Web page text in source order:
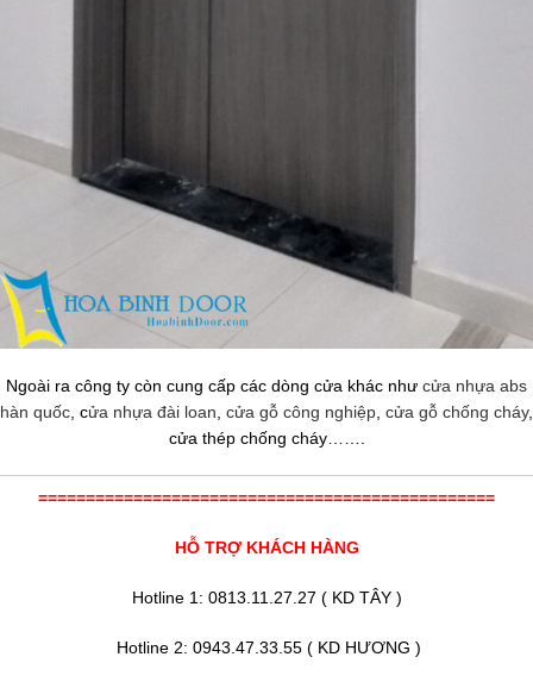
Ngoài ra công ty còn cung cấp các dòng cửa khác như cửa nhựa abs
hàn quốc , cửa nhựa đài loan cửa gỗ công nghiệp cửa gỗ chống cháy,
cửa thép chống cháy…….
================================================
HỖ TRỢ KHÁCH HÀNG
Hotline 1: 0813.11.27.27 ( KD TÂY )
Hotline 2: 0943.47.33.55 ( KD HƯƠNG )